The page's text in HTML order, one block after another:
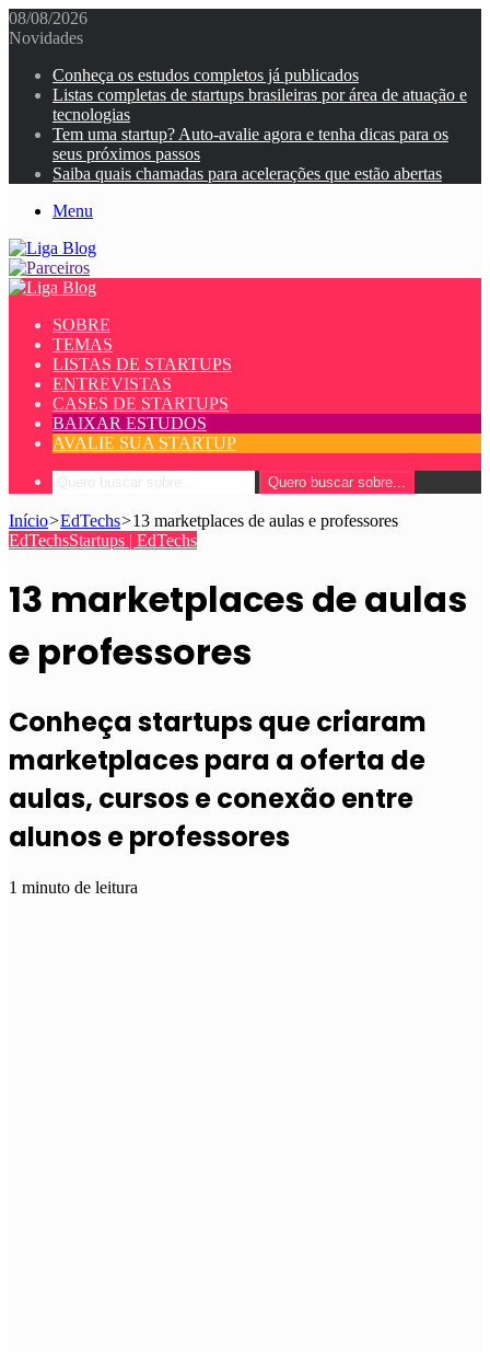
08/08/2026
Novidades
Conheça os estudos completos já publicados
Listas completas de startups brasileiras por área de atuação e
tecnologias
Tem uma startup? Auto-avalie agora e tenha dicas para os
seus próximos passos
Saiba quais chamadas para acelerações que estão abertas
Menu
SOBRE
TEMAS
LISTAS DE STARTUPS
ENTREVISTAS
CASES DE STARTUPS
BAIXAR ESTUDOS
AVALIE SUA STARTUP
Quero buscar sobre...
Início>EdTechs>13 marketplaces de aulas e professores
EdTechsStartups | EdTechs
13 marketplaces de aulas
e professores
Conheça startups que criaram
marketplaces para a oferta de
aulas, cursos e conexão entre
alunos e professores
1 minuto de leitura